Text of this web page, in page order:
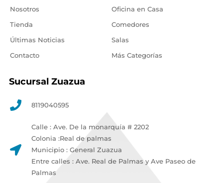
Nosotros
Tienda
Últimas Noticias
Contacto
Oficina en Casa
Comedores
Salas
Más Categorías
Sucursal Zuazua
8119040595
Calle : Ave. De la monarquía # 2202
Colonia :Real de palmas
Municipio : General Zuazua
Entre calles : Ave. Real de Palmas y Ave Paseo de
Palmas